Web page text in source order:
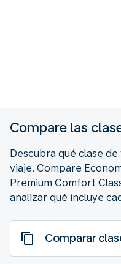
Compare las
Descubra qué clase
viaje. Compare
Premium Comfort
analizar qué incluye
Comparar